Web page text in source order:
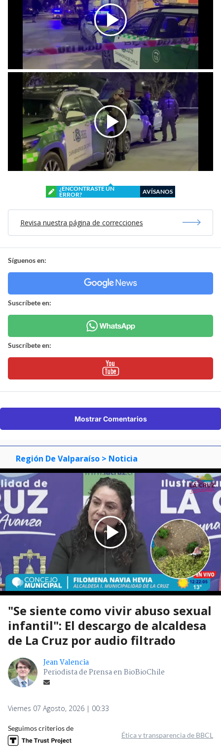
¿ENCONTRASTE UN
ERROR?
AVÍSANOS
Revisa nuestra página de correcciones
Síguenos en:
Suscríbete en:
Suscríbete en:
Mostrar Comentarios
Región De Valparaíso > Noticia
"Se siente como vivir abuso sexual
infantil": El descargo de alcaldesa
de La Cruz por audio filtrado
Jean Valencia
Periodista de Prensa en BioBioChile
Viernes 07 Agosto, 2026 | 00:33
Seguimos criterios de
Ética y transparencia de BBCL